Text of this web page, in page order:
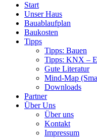
Start
Unser Haus
Bauablaufplan
Baukosten
Tipps
Tipps: Bauen
Tipps: KNX –
Gute Literatur
Mind-Map
Downloads
Partner
Über Uns
Über uns
Kontakt
Impressum